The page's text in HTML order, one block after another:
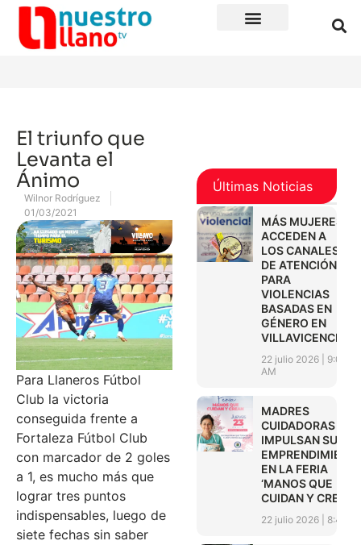
El triunfo que
Levanta el
Ánimo
Wilnor Rodríguez
01/03/2021
Para Llaneros Fútbol
Club la victoria
conseguida frente a
Fortaleza Fútbol Club
con marcador de 2 goles
a 1, es mucho más que
lograr tres puntos
indispensables, luego de
siete fechas sin saber
Últimas Noticias
MÁS MUJERES
ACCEDEN A
LOS CANALES
DE ATENCIÓN
PARA
VIOLENCIAS
BASADAS EN
GÉNERO EN
VILLAVICENCIO
22 julio 2026
9:01
AM
MADRES
CUIDADORAS
IMPULSAN SUS
EN LA FERIA
‘MANOS QUE
CUIDAN Y CREAN’
22 julio 2026 8:45